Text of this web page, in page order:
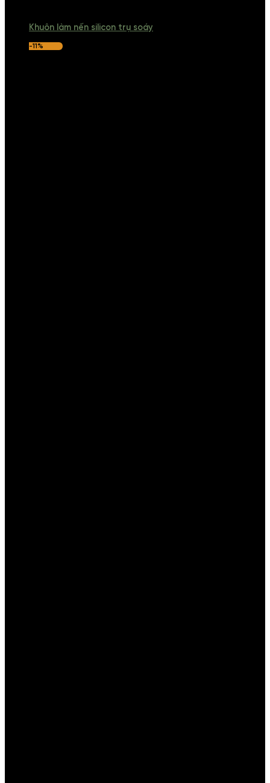
Khuôn làm nến silicon trụ soáy
-11%